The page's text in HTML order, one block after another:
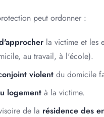
peut ordonner :
la victime et les
au travail, à l'école).
violent du domicile
logement à la victime.
de la résidence des